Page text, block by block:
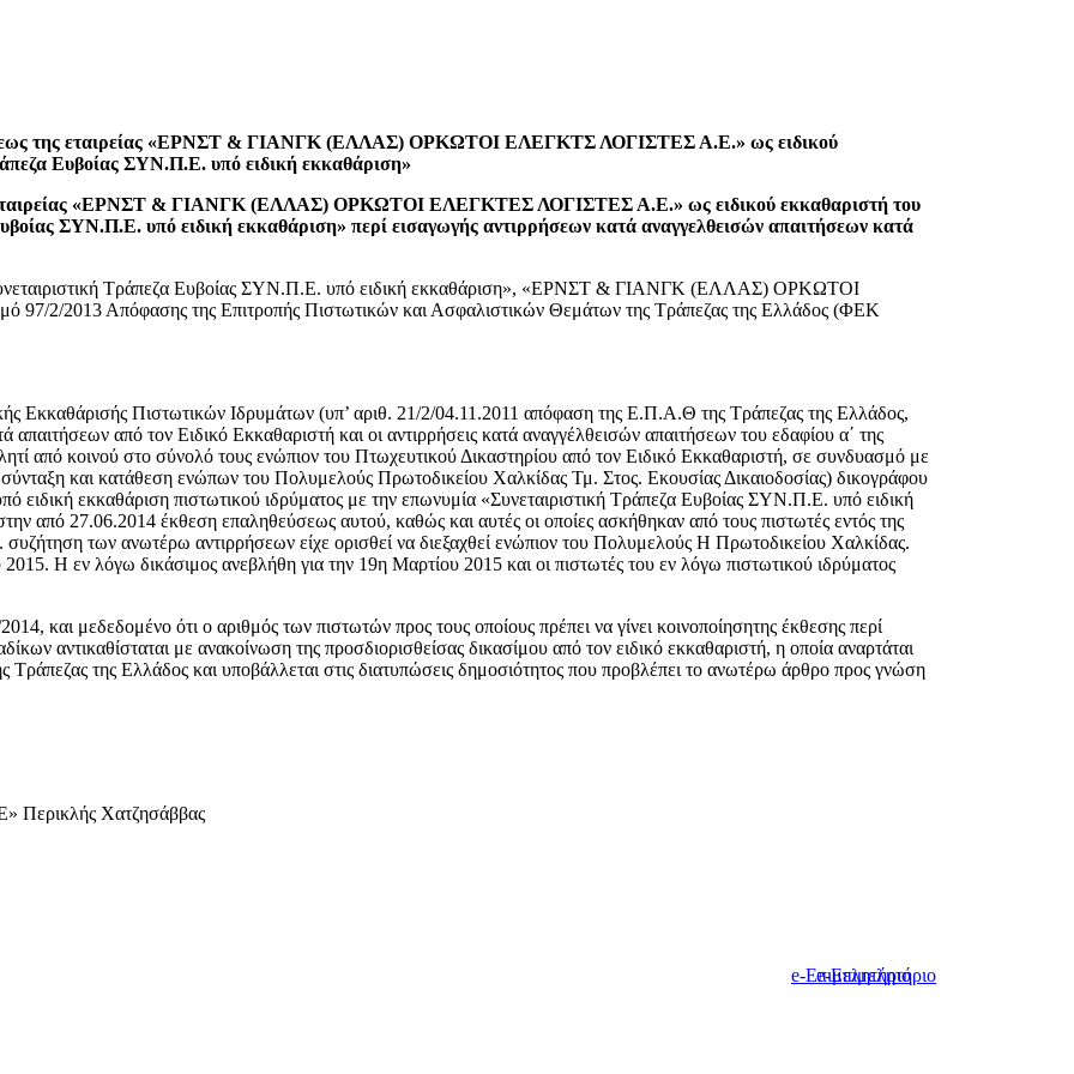
e-Επιμελητήριο
e-Επιμελητήριο
της εταιρείας «ΕΡΝΣΤ & ΓΙΑΝΓΚ (ΕΛΛΑΣ) ΟΡΚΩΤΟΙ ΕΛΕΓΚΤΣ ΛΟΓΙΣΤΕΣ Α.Ε.» ως ειδικού
Ευβοίας ΣΥΝ.Π.Ε. υπό ειδική εκκαθάριση»
εταιρείας «ΕΡΝΣΤ & ΓΙΑΝΓΚ (ΕΛΛΑΣ) ΟΡΚΩΤΟΙ ΕΛΕΓΚΤΕΣ ΛΟΓΙΣΤΕΣ Α.Ε.» ως ειδικού εκκαθαριστή του
ΣΥΝ.Π.Ε. υπό ειδική εκκαθάριση» περί εισαγωγής αντιρρήσεων κατά αναγγελθεισών απαιτήσεων κατά
Τράπεζα Ευβοίας ΣΥΝ.Π.Ε. υπό ειδική εκκαθάριση», «ΕΡΝΣΤ & ΓΙΑΝΓΚ (ΕΛΛΑΣ) ΟΡΚΩΤΟΙ
2/2013 Απόφασης της Επιτροπής Πιστωτικών και Ασφαλιστικών Θεμάτων της Τράπεζας της Ελλάδος (ΦΕΚ
Εκκαθάρισής Πιστωτικών Ιδρυμάτων (υπ’ αριθ. 21/2/04.11.2011 απόφαση της Ε.Π.Α.Θ της Τράπεζας της Ελλάδος,
απαιτήσεων από τον Ειδικό Εκκαθαριστή και οι αντιρρήσεις κατά αναγγέλθεισών απαιτήσεων του εδαφίου α΄ της
από κοινού στο σύνολό τους ενώπιον του Πτωχευτικού Δικαστηρίου από τον Ειδικό Εκκαθαριστή, σε συνδυασμό με
και κατάθεση ενώπων του Πολυμελούς Πρωτοδικείου Χαλκίδας Τμ. Στος. Εκουσίας Δικαιοδοσίας) δικογράφου
ειδική εκκαθάριση πιστωτικού ιδρύματος με την επωνυμία «Συνεταιριστική Τράπεζα Ευβοίας ΣΥΝ.Π.Ε. υπό ειδική
από 27.06.2014 έκθεση επαληθεύσεως αυτού, καθώς και αυτές οι οποίες ασκήθηκαν από τους πιστωτές εντός της
των ανωτέρω αντιρρήσεων είχε ορισθεί να διεξαχθεί ενώπιον του Πολυμελούς Η Πρωτοδικείου Χαλκίδας.
Η εν λόγω δικάσιμος ανεβλήθη για την 19η Μαρτίου 2015 και οι πιστωτές του εν λόγω πιστωτικού ιδρύματος
και μεδεδομένο ότι ο αριθμός των πιστωτών προς τους οποίους πρέπει να γίνει κοινοποίησητης έκθεσης περί
αντικαθίσταται με ανακοίνωση της προσδιορισθείσας δικασίμου από τον ειδικό εκκαθαριστή, η οποία αναρτάται
Τράπεζας της Ελλάδος και υποβάλλεται στις διατυπώσεις δημοσιότητος που προβλέπει το ανωτέρω άρθρο προς γνώση
Χατζησάββας